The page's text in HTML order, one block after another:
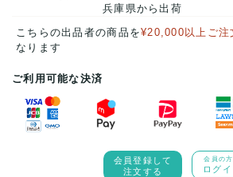
兵庫県から出荷
こちらの出品者の商品を¥20,000以上ご注
なります
ご利用可能な決済
会員登録して
注文する
会員の
ログイ